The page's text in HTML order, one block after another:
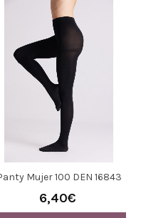
Mujer 100 DEN 16843
Ysabel Mora
6,40€